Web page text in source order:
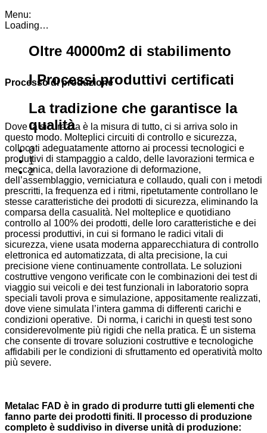
Menu:
Loading…
Oltre 40000m2 di stabilimento
I Processi produttivi certificati
La tradizione che garantisce la
qualità
0
1
2
Processo di produzione
Dove la sicurezza è la misura di tutto, ci si arriva solo in
questo modo. Molteplici circuiti di controllo e sicurezza,
collocati adeguatamente attorno ai processi tecnologici e
produttivi di stampaggio a caldo, delle lavorazioni termica e
meccanica, della lavorazione di deformazione,
dell’assemblaggio, verniciatura e collaudo, quali con i metodi
prescritti, la frequenza ed i ritmi, ripetutamente controllano le
stesse caratteristiche dei prodotti di sicurezza, eliminando la
comparsa della casualità. Nel molteplice e quotidiano
controllo al 100% dei prodotti, delle loro caratteristiche e dei
processi produttivi, in ​​cui si formano le radici vitali di
sicurezza, viene usata moderna apparecchiatura di controllo
elettronica ed automatizzata, di alta precisione, la cui
precisione viene continuamente controllata. Le soluzioni
costruttive vengono verificate con le combinazioni dei test di
viaggio sui veicoli e dei test funzionali in laboratorio sopra
speciali tavoli prova e simulazione, appositamente realizzati,
dove viene simulata l’intera gamma di differenti carichi e
condizioni operative. Di norma, i carichi in questi test sono
considerevolmente più rigidi che nella pratica. È un sistema
che consente di trovare soluzioni costruttive e tecnologiche
affidabili per le condizioni di sfruttamento ed operatività molto
più severe.
Metalac FAD è in grado di produrre tutti gli elementi che
fanno parte dei prodotti finiti. Il processo di produzione
completo è suddiviso in diverse unità di produzione: